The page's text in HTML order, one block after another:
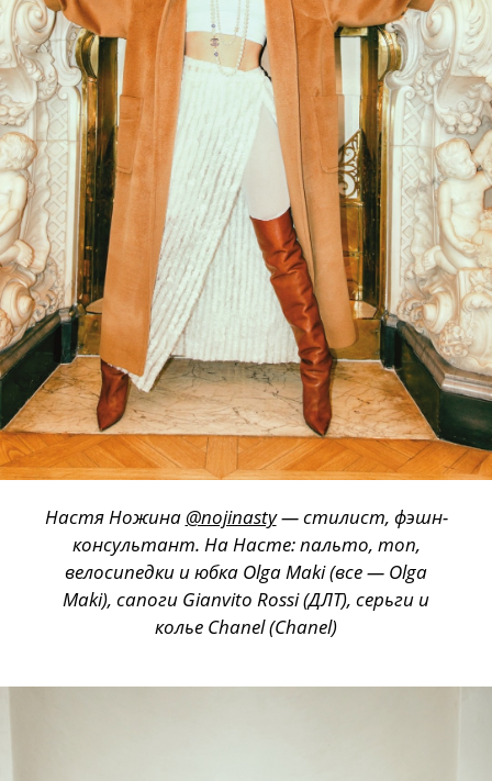
Настя Ножина @nojinasty— стилист, фэшн-
консультант. На Насте: пальто, топ,
велосипедки и юбка Olga Maki (все — Olga
Maki), сапоги Gianvito Rossi (ДЛТ), серьги и
колье Chanel (Chanel)